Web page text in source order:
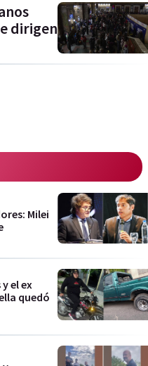
dirigen
Milei
el ex
quedó